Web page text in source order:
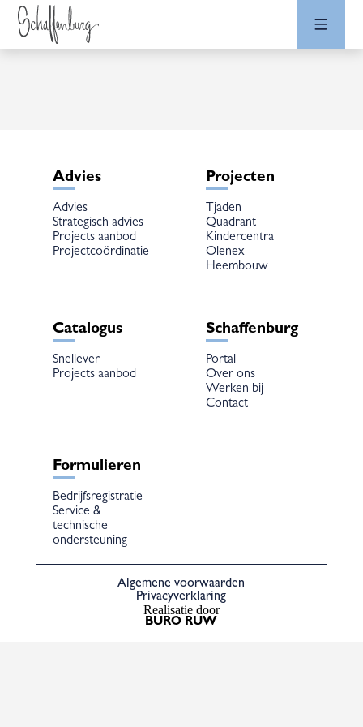
Advies
Advies
Strategisch advies
Projects aanbod
Projectcoördinatie
Projecten
Tjaden
Quadrant
Kindercentra
Olenex
Heembouw
Catalogus
Snellever
Projects aanbod
Schaffenburg
Portal
Over ons
Werken bij
Contact
Formulieren
Bedrijfsregistratie
Service &
technische
ondersteuning
Algemene voorwaarden
Privacyverklaring
Realisatie door
BURO RUW